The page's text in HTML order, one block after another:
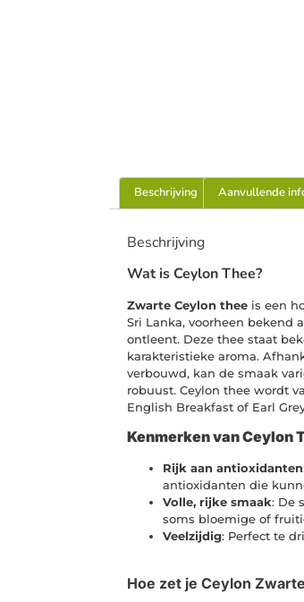
Beschrijving Aanvullende
Beschrijving
Wat is Ceylon Thee?
Zwarte Ceylon thee is een
Sri Lanka, voorheen bekend
ontleent. Deze thee staat
karakteristieke aroma.
verbouwd, kan de smaak
robuust. Ceylon thee wordt
English Breakfast of Earl
Kenmerken van Ceylon
Rijk aan antioxidanten
antioxidanten die
Volle, rijke smaak: De
soms bloemige of
Veelzijdig: Perfect te
Hoe zet je Ceylon